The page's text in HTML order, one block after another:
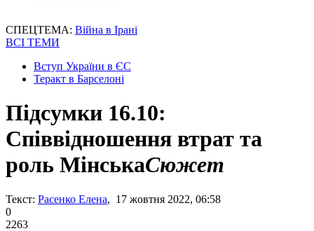
СПЕЦТЕМА: Війна в Ірані
ВСІ ТЕМИ
Вступ України в ЄС
Теракт в Барселоні
Підсумки 16.10:
Співвідношення втрат та
роль МінськаСюжет
Текст: Расенко Елена, 17 жовтня 2022, 06:58
0
2263